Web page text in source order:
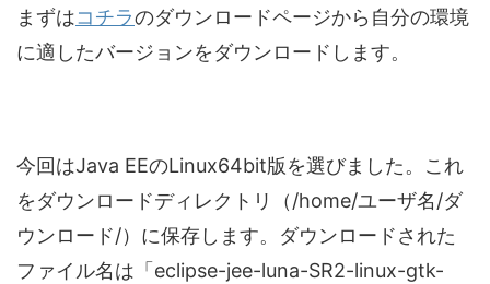
まずはコチラのダウンロードページから自分の環境
に適したバージョンをダウンロードします。
今回はJava EEのLinux64bit版を選びました。これ
をダウンロードディレクトリ（/home/ユーザ名/ダ
ウンロード/）に保存します。ダウンロードされた
ファイル名は「eclipse-jee-luna-SR2-linux-gtk-